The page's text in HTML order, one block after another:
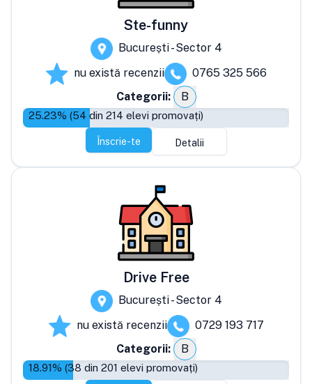
Ste-funny
București - Sector 4
nu există recenzii
0765 325 566
Categorii:
B
25.23% (54 din 214 elevi promovați)
Înscrie-te Detalii
Drive Free
București - Sector 4
nu există recenzii
0729 193 717
Categorii:
B
18.91% (38 din 201 elevi promovați)